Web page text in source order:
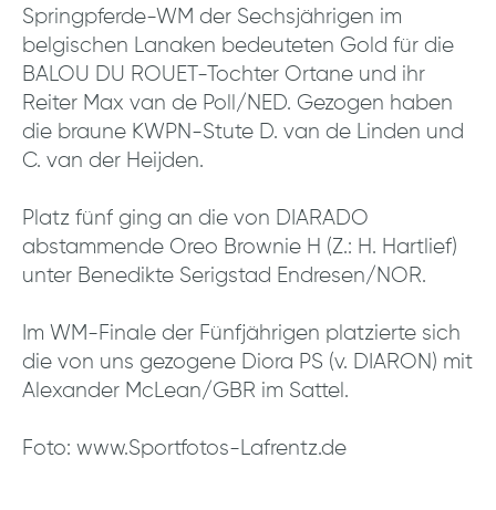
Springpferde-WM der Sechsjährigen im
belgischen Lanaken bedeuteten Gold für die
BALOU DU ROUET-Tochter Ortane und ihr
Reiter Max van de Poll/NED. Gezogen haben
die braune KWPN-Stute D. van de Linden und
C. van der Heijden.
Platz fünf ging an die von DIARADO
abstammende Oreo Brownie H (Z.: H. Hartlief)
unter Benedikte Serigstad Endresen/NOR.
Im WM-Finale der Fünfjährigen platzierte sich
die von uns gezogene Diora PS (v. DIARON) mit
Alexander McLean/GBR im Sattel.
Foto: www.Sportfotos-Lafrentz.de